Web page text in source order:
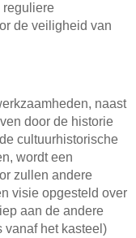
reguliere
de veiligheid van
naast
door de historie
cultuurhistorische
wordt een
zullen andere
visie opgesteld over
aan de andere
vanaf het kasteel)